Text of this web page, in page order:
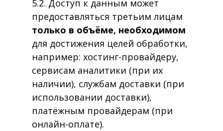
5.2. Доступ к данным может
предоставляться третьим лицам
только в объёме, необходимом
для достижения целей обработки,
например: хостинг-провайдеру,
сервисам аналитики (при их
наличии), службам доставки (при
использовании доставки),
платёжным провайдерам (при
онлайн-оплате).